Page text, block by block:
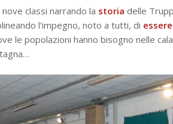
classi narrando la storia delle
l’impegno, noto a tutti, di
le popolazioni hanno bisogno nelle